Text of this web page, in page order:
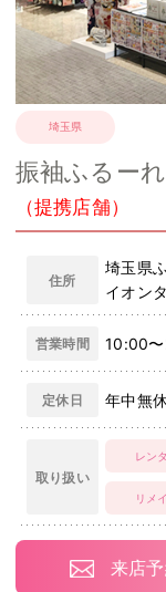
埼玉県
振袖ふるー
（提携店舗）
住所
埼玉県
イオン
営業時間 10:00
定休日 年中無
取り扱い
レン
リメ
来店